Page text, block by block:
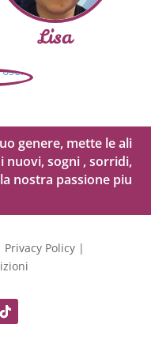
Lisa
genere, mette le ali
nuovi, sogni , sorridi,
nostra passione piu
Policy |